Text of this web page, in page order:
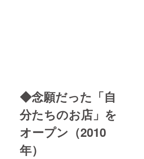
◆念願だった「自
分たちのお店」を
オープン（2010
年）